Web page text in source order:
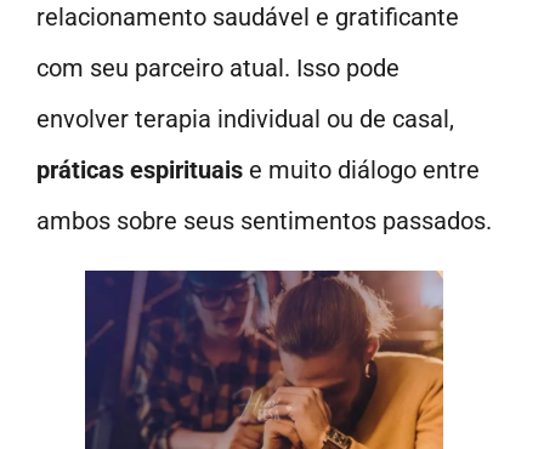
relacionamento saudável e gratificante
com seu parceiro atual. Isso pode
envolver terapia individual ou de casal,
práticas espirituais e muito diálogo entre
ambos sobre seus sentimentos passados.